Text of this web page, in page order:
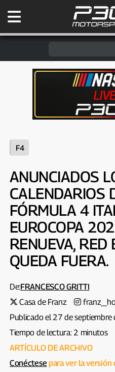
F4
ANUNCIADOS
CALENDARIOS
FÓRMULA 4
EUROCOPA
RENUEVA, RED
QUEDA FUERA.
De:FRANCESCO GRITTI
Casa de Franz
Publicado el 27 de
Tiempo de lectura: 2 minutos
ARTÍCULO DE ARCHIVO
Conéctese para ver la versión